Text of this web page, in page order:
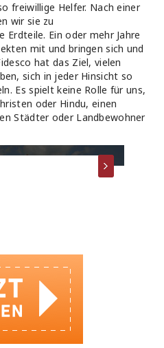
freiwillige Helfer. Nach einer
wir sie zu
Erdteile. Ein oder mehr Jahre
mit und bringen sich und
hat das Ziel, vielen
sich in jeder Hinsicht so
Es spielt keine Rolle für uns,
oder Hindu, einen
Städter oder Landbewohner